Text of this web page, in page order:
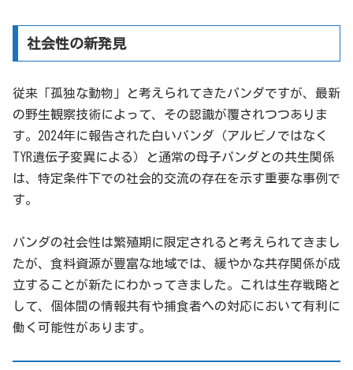
社会性の新発見
従来「孤独な動物」と考えられてきたパンダですが、最新
の野生観察技術によって、その認識が覆されつつありま
す。2024年に報告された白いパンダ（アルビノではなく
TYR遺伝子変異による）と通常の母子パンダとの共生関係
は、特定条件下での社会的交流の存在を示す重要な事例で
す。
パンダの社会性は繁殖期に限定されると考えられてきまし
たが、食料資源が豊富な地域では、緩やかな共存関係が成
立することが新たにわかってきました。これは生存戦略と
して、個体間の情報共有や捕食者への対応において有利に
働く可能性があります。